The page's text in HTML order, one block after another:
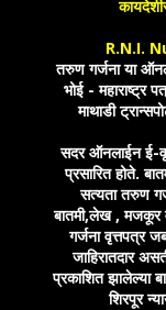
R.N.I.
तरुण गर्जना या
भोई - महाराष्ट्र
माथाडी
सदर ऑनलाईन ई-
प्रसारित होते.
सत्यता तरुण
बातमी,लेख , मजकूर व
गर्जना वृत्तपत्र
जाहिरातदार
प्रकाशित झालेल्या
शिरपूर